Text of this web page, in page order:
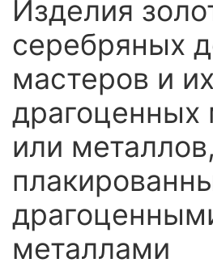
Изделия
серебряных
мастеров и
драгоценных
или металлов,
металлами